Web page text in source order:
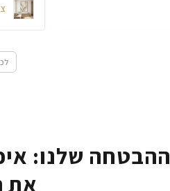
ההבטחה שלנו:
את